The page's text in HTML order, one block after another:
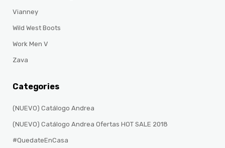
Vianney
Wild West Boots
Work Men V
Zava
Categories
(NUEVO) Catálogo Andrea
(NUEVO) Catálogo Andrea Ofertas HOT SALE 2018
#QuedateEnCasa